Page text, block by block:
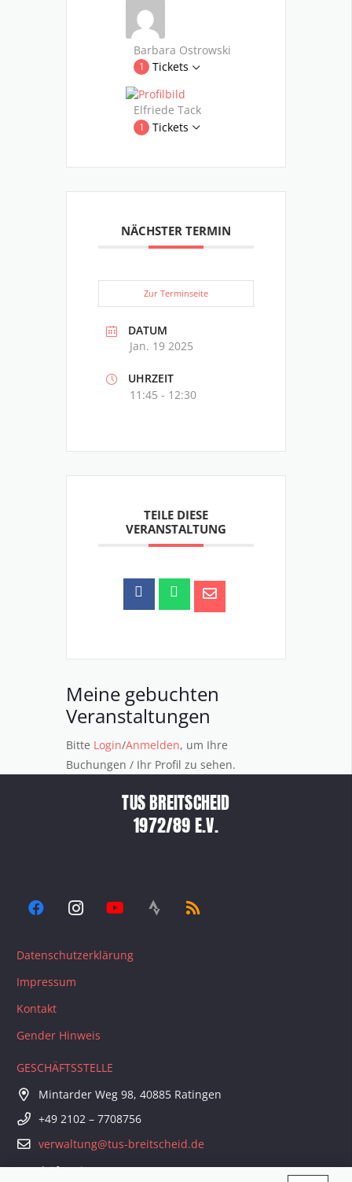
Barbara Ostrowski
1 Tickets
Elfriede Tack
1 Tickets
NÄCHSTER TERMIN
Zur Terminseite
DATUM
Jan. 19 2025
UHRZEIT
11:45 - 12:30
TEILE DIESE
VERANSTALTUNG
Meine gebuchten
Veranstaltungen
Bitte Login/Anmelden, um Ihre
Buchungen / Ihr Profil zu sehen.
TUS BREITSCHEID
1972/89 E.V.
Datenschutzerklärung
Impressum
Kontakt
Gender Hinweis
GESCHÄFTSSTELLE
Mintarder Weg 98, 40885 Ratingen
+49 2102 – 7708756
verwaltung@tus-breitscheid.de
Geschäftszeiten: